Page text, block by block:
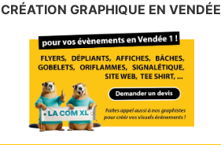
CRÉATION GRAPHIQUE EN VENDÉE